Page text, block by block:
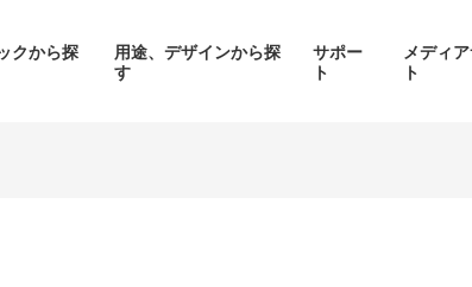
クから探
用途、デザインから探
す
サポー
ト
メディ
ト